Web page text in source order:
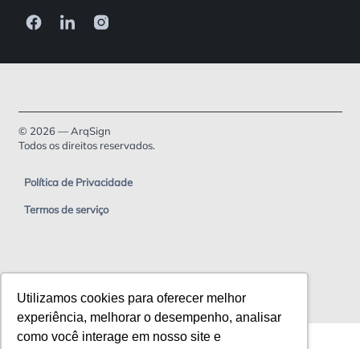
Utilizamos cookies para oferecer melhor
experiência, melhorar o desempenho, analisar
como você interage em nosso site e
© 2026 — ArqSign
Todos os direitos reservados.
Política de Privacidade
Termos de serviço